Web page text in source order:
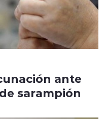
ante
sarampión